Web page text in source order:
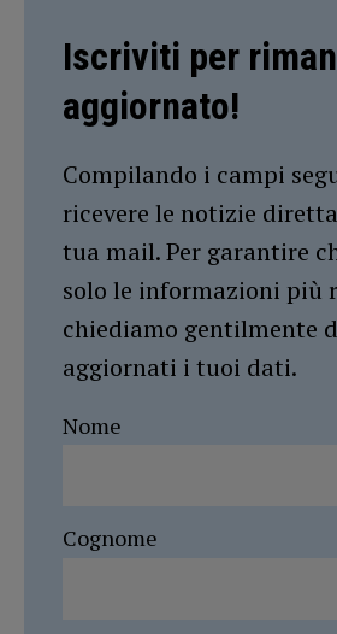
Iscriviti per
aggiornato!
Compilando i campi
ricevere le notizie
tua mail. Per garantire
solo le informazioni più
chiediamo gentilmente
aggiornati i tuoi dati.
Nome
Cognome